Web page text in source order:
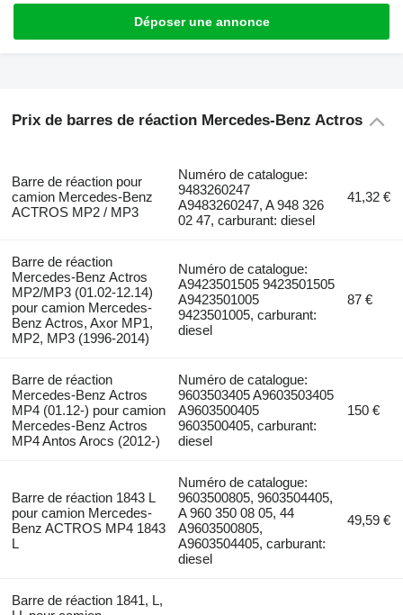
Déposer une annonce
Prix de barres de réaction Mercedes-Benz Actros
Barre de réaction pour
camion Mercedes-Benz
ACTROS MP2 / MP3
Numéro de catalogue:
9483260247
A9483260247, A 948 326
02 47, carburant: diesel
41,32 €
Barre de réaction
Mercedes-Benz Actros
MP2/MP3 (01.02-12.14)
pour camion Mercedes-
Benz Actros, Axor MP1,
MP2, MP3 (1996-2014)
Numéro de catalogue:
A9423501505 9423501505
A9423501005
9423501005, carburant:
diesel
87 €
Barre de réaction
Mercedes-Benz Actros
MP4 (01.12-) pour camion
Mercedes-Benz Actros
MP4 Antos Arocs (2012-)
Numéro de catalogue:
9603503405 A9603503405
A9603500405
9603500405, carburant:
diesel
150 €
Barre de réaction 1843 L
pour camion Mercedes-
Benz ACTROS MP4 1843
L
Numéro de catalogue:
9603500805, 9603504405,
A 960 350 08 05, 44
A9603500805,
A9603504405, carburant:
diesel
49,59 €
Barre de réaction 1841, L,